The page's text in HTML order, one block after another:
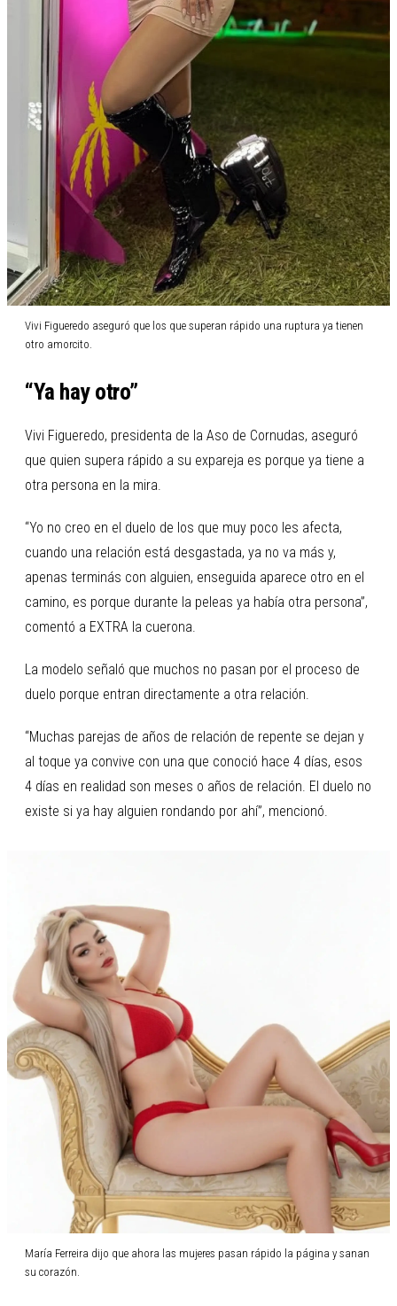
Vivi Figueredo aseguró que los que superan rápido una ruptura ya tienen
otro amorcito.
“Ya hay otro”
Vivi Figueredo, presidenta de la Aso de Cornudas, aseguró
que quien supera rápido a su expareja es porque ya tiene a
otra persona en la mira.
“Yo no creo en el duelo de los que muy poco les afecta,
cuando una relación está desgastada, ya no va más y,
apenas terminás con alguien, enseguida aparece otro en el
camino, es porque durante la peleas ya había otra persona”,
comentó a EXTRA la cuerona.
La modelo señaló que muchos no pasan por el proceso de
duelo porque entran directamente a otra relación.
“Muchas parejas de años de relación de repente se dejan y
al toque ya convive con una que conoció hace 4 días, esos
4 días en realidad son meses o años de relación. El duelo no
existe si ya hay alguien rondando por ahí”, mencionó.
María Ferreira dijo que ahora las mujeres pasan rápido la página y sanan
su corazón.